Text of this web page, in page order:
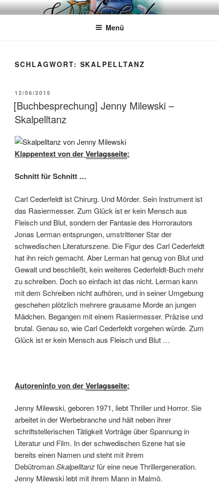
Zum
InhaltWÖRTERKATZE
Von Büchern erzählen
Menü
SCHLAGWORT: SKALPELLTANZ
VERÖFFENTLICHT
AM
12/06/2015
[Buchbesprechung] Jenny Milewski –
Skalpelltanz
Klappentext von derVerlagsseite:
Schnitt für Schnitt …
Carl Cederfeldt ist Chirurg. Und Mörder. Sein Instrument ist
das Rasiermesser. Zum Glück ist er kein Mensch aus
Fleisch und Blut, sondern der Fantasie des Horrorautors
Jonas Lerman entsprungen, umstrittener Star der
schwedischen Literaturszene. Die Figur des Carl Cederfeldt
hat ihn reich gemacht. Aber Lerman hat genug von Blut und
Gewalt und beschließt, kein weiteres Cederfeldt-Buch mehr
zu schreiben. Doch so einfach ist das nicht. Lerman kann
mit dem Schreiben nicht aufhören, und in seiner Umgebung
geschehen plötzlich mehrere grausame Morde an jungen
Mädchen. Begangen mit einem Rasiermesser. Präzise und
brutal. Genau so, wie Carl Cederfeldt vorgehen würde. Zum
Glück ist er kein Mensch aus Fleisch und Blut …
Autoreninfo von derVerlagsseite:
Jenny Milewski, geboren 1971, liebt Thriller und Horror. Sie
arbeitet in der Werbebranche und hält neben ihrer
schriftstellerischen Tätigkeit Vorträge über Spannung in
Literatur und Film. In der schwedischen Szene hat sie
bereits einen Namen und steht mit ihrem
DebütromanSkalpelltanzfür eine neue Thrillergeneration.
Jenny Milewski lebt mit ihrem Mann in Malmö.